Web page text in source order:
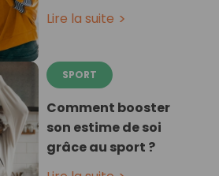
Lire la suite
SPORT
Comment booster
son estime de soi
grâce au sport ?